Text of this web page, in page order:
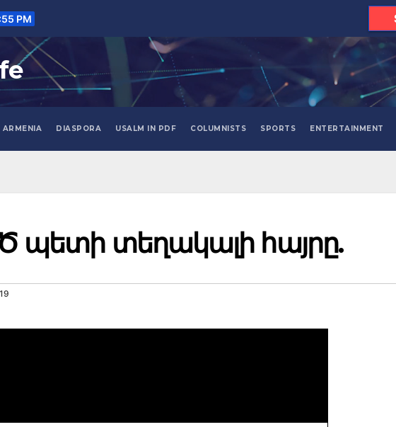
PM
ARMENIA DIASPORA USALM IN PDF COLUMNISTS SPORTS ENTERTAINMENT
պետի տեղակալի հայրը.